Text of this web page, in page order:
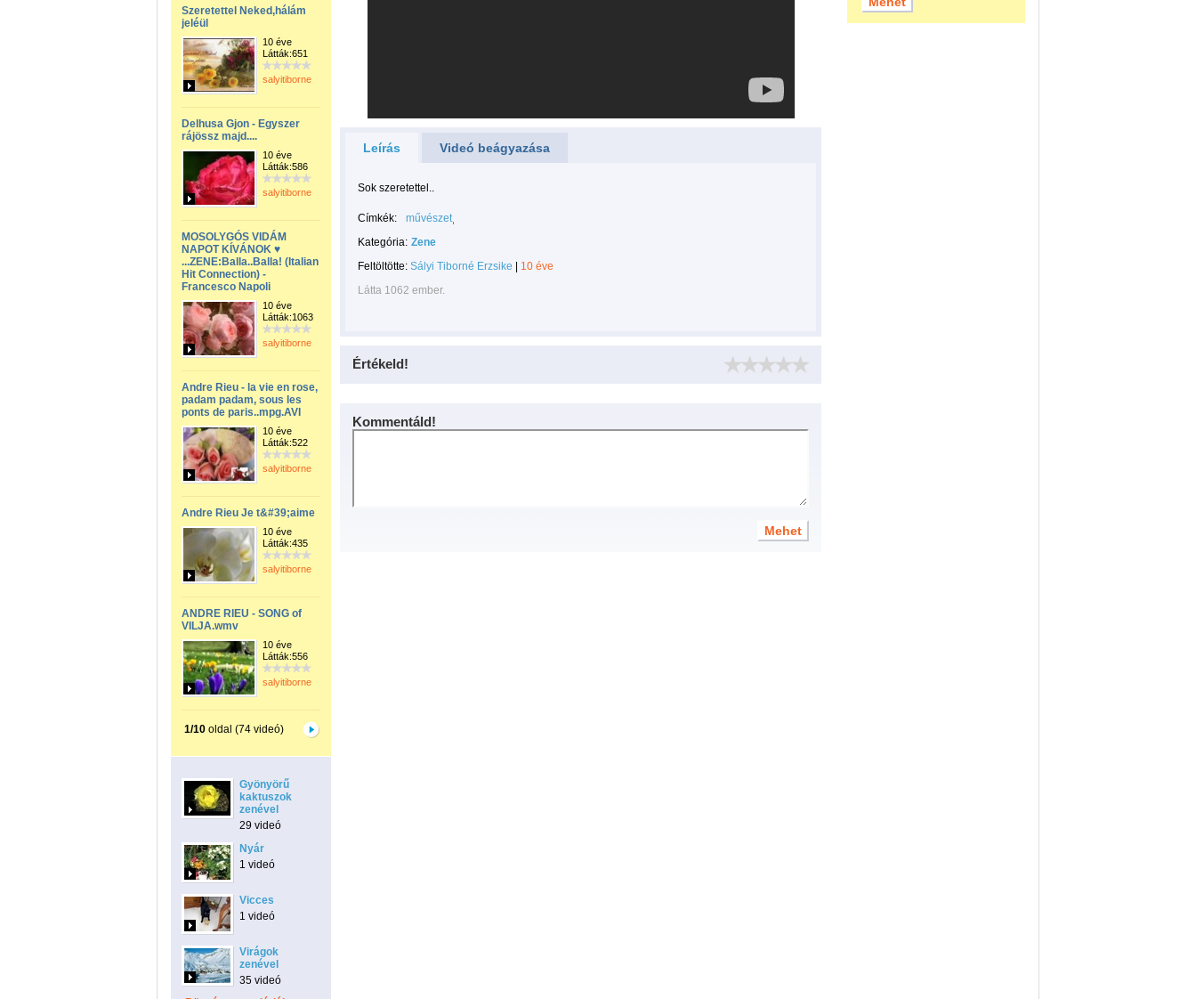
Szeretettel Neked,hálám
jeléül
10 éve
Látták:651
salyitiborne
Delhusa Gjon - Egyszer
rájössz majd....
10 éve
Látták:586
salyitiborne
MOSOLYGÓS VIDÁM
NAPOT KÍVÁNOK ♥
...ZENE:Balla..Balla! (Italian
Hit Connection) -
Francesco Napoli
10 éve
Látták:1063
salyitiborne
Andre Rieu - la vie en rose,
padam padam, sous les
ponts de paris..mpg.AVI
10 éve
Látták:522
salyitiborne
Andre Rieu Je t&#39;aime
10 éve
Látták:435
salyitiborne
ANDRE RIEU - SONG of
VILJA.wmv
10 éve
Látták:556
salyitiborne
1/10 oldal (74 videó)
Gyönyörű
kaktuszok
zenével
29 videó
Nyár
1 videó
Vicces
1 videó
Virágok
zenével
35 videó
Leírás Videó beágyazása
Sok szeretettel..
Címkék:
művészet
Kategória: Zene
Feltöltötte: Sályi Tiborné Erzsike
10 éve
Látta 1062 ember.
Értékeld!
Kommentáld!